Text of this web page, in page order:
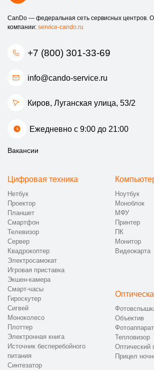
CanDo — федеральная сеть сервисных центров.
компании: service-cando.ru
+7 (800) 301-33-69
info@cando-service.ru
Киров, Луганская улица, 53/2
Ежедневно с 9:00 до 21:00
Вакансии
Цифровая техника
Нетбук
Проектор
Планшет
Смартфон
Телевизор
Сервер
Квадрокоптер
Электросамокат
Игровая приставка
Экшен-камера
Смарт-часы
Гироскутер
Сигвей
Моноколесо
Плоттер
Электронная книга
Источник бесперебойного
питания
Синтезатор
Ноутбук
Моноблок
МФУ
Принтер
ПК
Монитор
Видеокарта
Объектив
Фотоаппарат
Тепловизор
Оптический
Прицел